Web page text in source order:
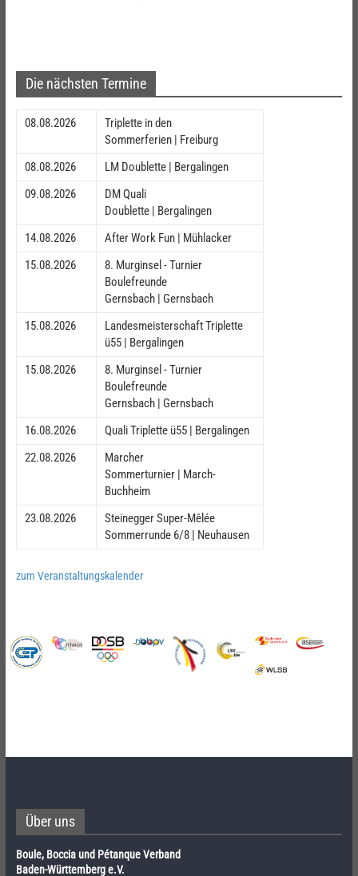
Die nächsten Termine
08.08.2026
Triplette in den
Sommerferien | Freiburg
08.08.2026
LM Doublette | Bergalingen
09.08.2026
DM Quali
Doublette | Bergalingen
14.08.2026
After Work Fun | Mühlacker
15.08.2026
8. Murginsel - Turnier
Boulefreunde
Gernsbach | Gernsbach
15.08.2026
Landesmeisterschaft Triplette
ü55 | Bergalingen
15.08.2026
8. Murginsel - Turnier
Boulefreunde
Gernsbach | Gernsbach
16.08.2026
Quali Triplette ü55 | Bergalingen
22.08.2026
Marcher
Sommerturnier | March-
Buchheim
23.08.2026
Steinegger Super-Mêlée
Sommerrunde 6/8 | Neuhausen
zum Veranstaltungskalender
Über uns
Boule, Boccia und Pétanque Verband
Baden-Württemberg e.V.